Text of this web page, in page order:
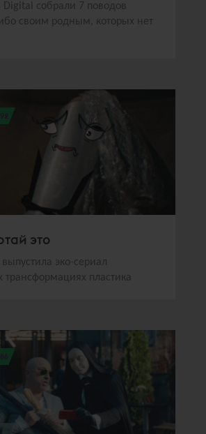
Digital собрали 7 поводов
своим родным, которых нет
это
выпустила эко-сериал
трансформациях пластика